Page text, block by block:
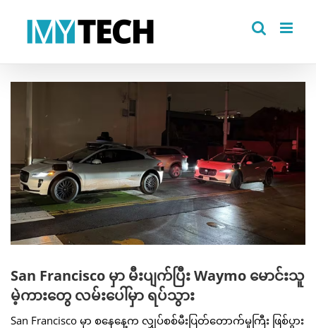
San Francisco မှာ မီးပျက်ပြီး Waymo မောင်းသူ
မဲ့ကားတွေ လမ်းပေါ်မှာ ရပ်သွား
San Francisco မှာ စနေနေ့က လျှပ်စစ်မီးပြတ်တောက်မှုကြီး ဖြစ်ပွား